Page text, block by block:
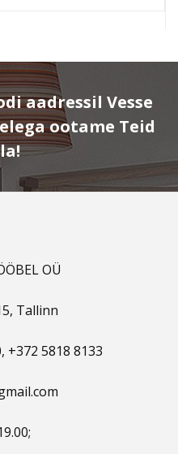
aadressil Vesse
ootame Teid
OÜ
Tallinn
+372 5818 8133